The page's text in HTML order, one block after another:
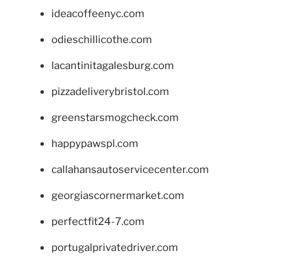
ideacoffeenyc.com
odieschillicothe.com
lacantinitagalesburg.com
pizzadeliverybristol.com
greenstarsmogcheck.com
happypawspl.com
callahansautoservicecenter.com
georgiascornermarket.com
perfectfit24-7.com
portugalprivatedriver.com